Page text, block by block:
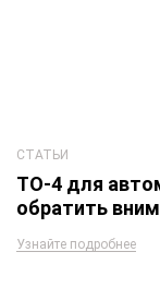
СТАТЬИ
ТО-4 для
обратить
Узнайте подробнее